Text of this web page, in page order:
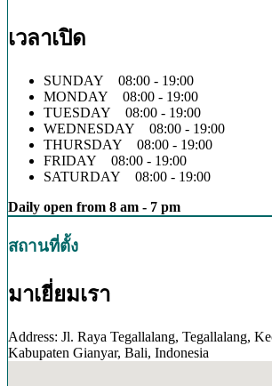
เวลาเปิด
SUNDAY 08:00 - 19:00
MONDAY 08:00 - 19:00
TUESDAY 08:00 - 19:00
WEDNESDAY 08:00 - 19:00
THURSDAY 08:00 - 19:00
FRIDAY 08:00 - 19:00
SATURDAY 08:00 - 19:00
Daily open from 8 am - 7 pm
สถานที่ตั้ง
มาเยี่ยมเรา
Address: Jl. Raya Tegallalang, Tegallalang,
Kabupaten Gianyar, Bali, Indonesia